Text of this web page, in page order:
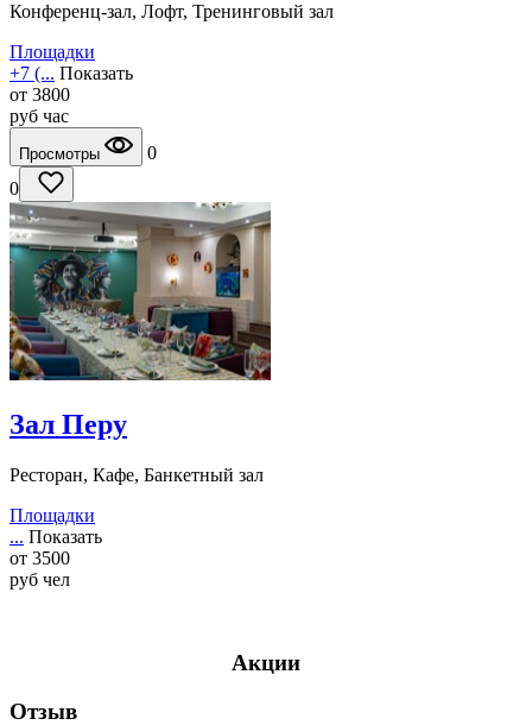
Конференц-зал, Лофт, Тренинговый зал
Площадки
+7 (... Показать
от 3800
руб час
Просмотры
0
0
Зал Перу
Ресторан, Кафе, Банкетный зал
Площадки
... Показать
от 3500
руб чел
Акции
Отзыв